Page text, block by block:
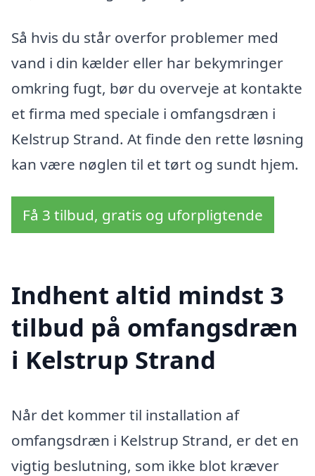
Så hvis du står overfor problemer med
vand i din kælder eller har bekymringer
omkring fugt, bør du overveje at kontakte
et firma med speciale i omfangsdræn i
Kelstrup Strand. At finde den rette løsning
kan være nøglen til et tørt og sundt hjem.
Få 3 tilbud, gratis og uforpligtende
Indhent altid mindst 3
tilbud på omfangsdræn
i Kelstrup Strand
Når det kommer til installation af
omfangsdræn i Kelstrup Strand, er det en
vigtig beslutning, som ikke blot kræver